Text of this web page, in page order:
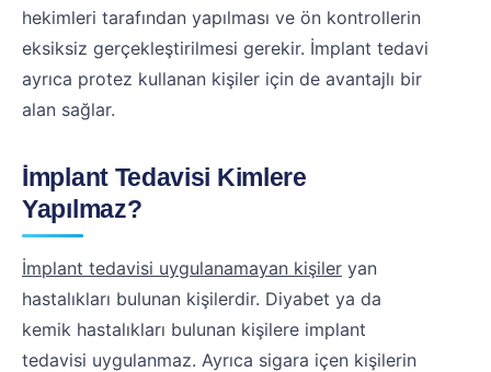
hekimleri tarafından yapılması ve ön kontrollerin
eksiksiz gerçekleştirilmesi gerekir. İmplant tedavi
ayrıca protez kullanan kişiler için de avantajlı bir
alan sağlar.
İmplant Tedavisi Kimlere
Yapılmaz?
İmplant tedavisi uygulanamayan kişiler yan
hastalıkları bulunan kişilerdir. Diyabet ya da
kemik hastalıkları bulunan kişilere implant
tedavisi uygulanmaz. Ayrıca sigara içen kişilerin